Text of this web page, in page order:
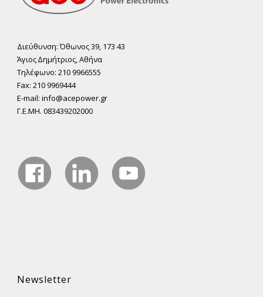
Διεύθυνση: Όθωνος 39, 173 43
Άγιος ∆ηµήτριος, Αθήνα
Τηλέφωνο: 210 9966555
Fax: 210 9969444
E-mail: info@acepower.gr
Γ.Ε.ΜΗ. 083439202000
Newsletter